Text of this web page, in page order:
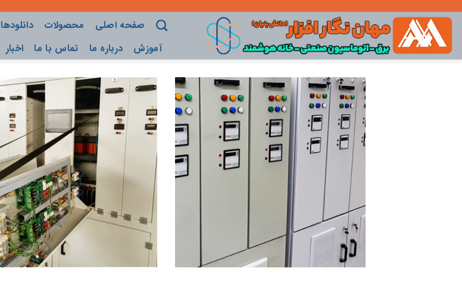
content
صفحه اصلی محصولات
دانلودها
آموزش
درباره ما تماس با ما اخبار